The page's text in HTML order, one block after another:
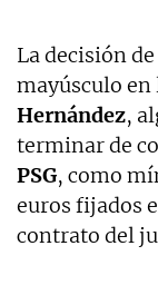
La decisión de
mayúsculo en
Hernández,
terminar de
PSG, como
euros fijados
contrato del